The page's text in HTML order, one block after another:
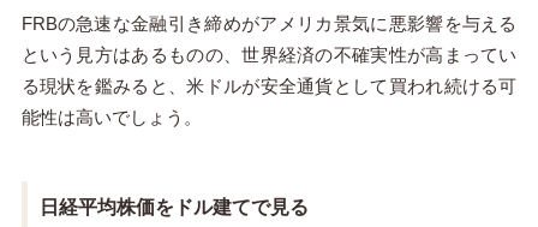
FRBの急速な金融引き締めがアメリカ景気に悪影響を与える
という見方はあるものの、世界経済の不確実性が高まってい
る現状を鑑みると、米ドルが安全通貨として買われ続ける可
能性は高いでしょう。
日経平均株価をドル建てで見る